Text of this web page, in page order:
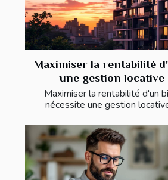
Maximiser la rentabilité
une gestion locative
Maximiser la rentabilité d'un
nécessite une gestion